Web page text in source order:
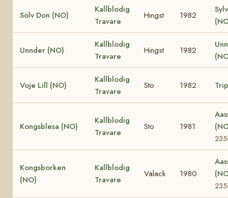
Sölv Don (NO)
Kallblodig
Travare
Hingst 1982
Unnder (NO)
Kallblodig
Travare
Hingst 1982
Voje Lill (NO)
Kallblodig
Travare
Sto 1982
Kongsblesa (NO)
Kallblodig
Travare
Sto 1981
Kongsborken
(NO)
Kallblodig
Travare
Valack 1980